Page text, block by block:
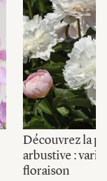
Découvrez la
arbustive :
floraison